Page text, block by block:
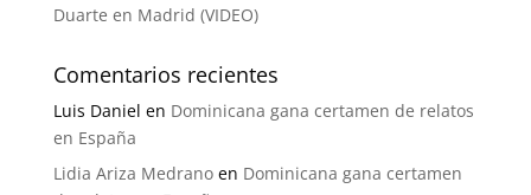
Duarte en Madrid (VIDEO)
Comentarios recientes
Luis Daniel en Dominicana gana certamen de relatos
en España
Lidia Ariza Medranoen Dominicana gana certamen